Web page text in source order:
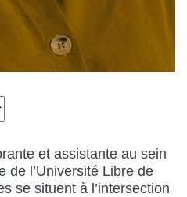
et assistante au sein
de l’Université Libre de
se situent à l’intersection